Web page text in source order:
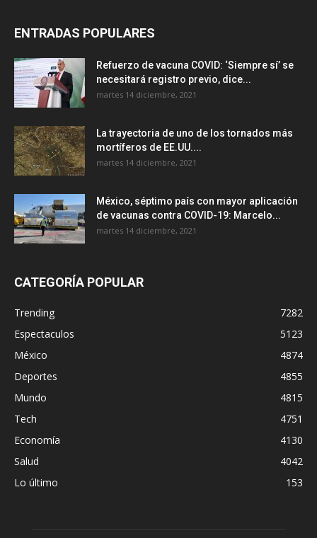
ENTRADAS POPULARES
Refuerzo de vacuna COVID: ‘Siempre sí’ se
necesitará registro previo, dice...
martes 14 diciembre, 2021
La trayectoria de uno de los tornados más
mortíferos de EE.UU....
martes 14 diciembre, 2021
México, séptimo país con mayor aplicación
de vacunas contra COVID-19: Marcelo...
martes 14 diciembre, 2021
CATEGORÍA POPULAR
Trending
7282
Espectaculos
5123
México
4874
Deportes
4855
Mundo
4815
Tech
4751
Economía
4130
Salud
4042
Lo último
153